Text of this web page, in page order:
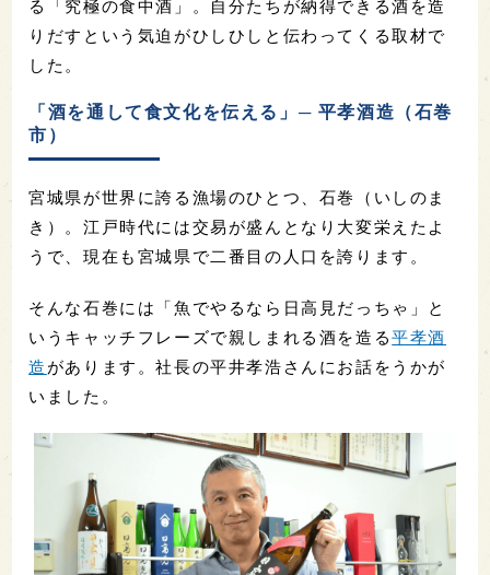
る「究極の食中酒」。自分たちが納得できる酒を造
りだすという気迫がひしひしと伝わってくる取材で
した。
「酒を通して食文化を伝える」─ 平孝酒造（石巻
市）
宮城県が世界に誇る漁場のひとつ、石巻（いしのま
き）。江戸時代には交易が盛んとなり大変栄えたよ
うで、現在も宮城県で二番目の人口を誇ります。
そんな石巻には「魚でやるなら日高見だっちゃ」と
いうキャッチフレーズで親しまれる酒を造る平孝酒
造 があります。社長の平井孝浩さんにお話をうかが
いました。